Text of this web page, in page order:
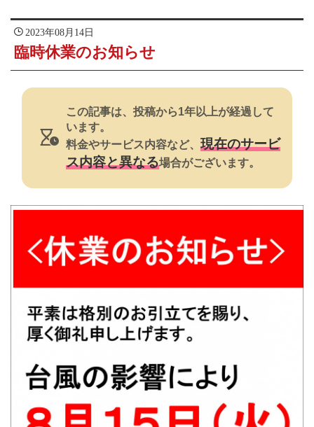
ホルモン
焼肉
すき焼き・鍋
カレー・シチュー
餃子・中華
公式ホームページ
2023年08月14日
臨時休業のお知らせ
この記事は、投稿から1年以上が経過して
います。
料金やサービス内容など、 現在のサービ
ス内容と異なる場合がございます。